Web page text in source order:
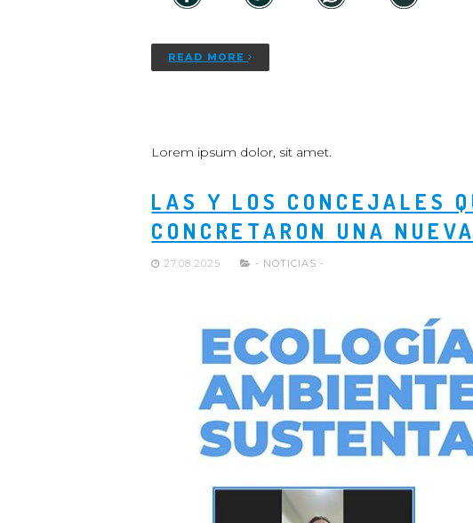
READ MORE
Lorem ipsum dolor, sit amet.
LAS Y LOS CONCEJALES
CONCRETARON UNA
27.08.2025 - NOTICIAS -